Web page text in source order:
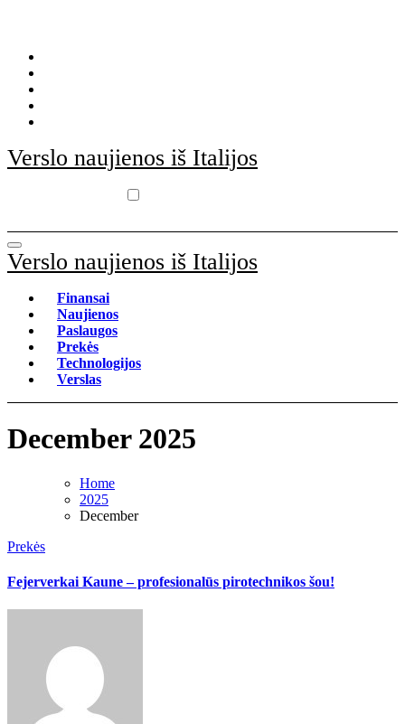
Verslo naujienos iš Italijos
Verslo naujienos iš Italijos
Finansai
Naujienos
Paslaugos
Prekės
Technologijos
Verslas
December 2025
Home
2025
December
Prekės
Fejerverkai Kaune – profesionalūs pirotechnikos šou!